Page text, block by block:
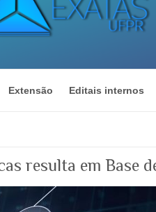
Extensão Editais internos
resulta em Base